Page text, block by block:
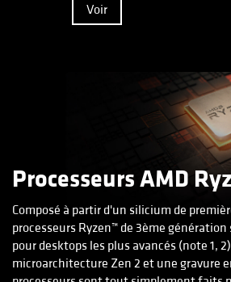
Voir
Processeurs AMD
Composé à partir d'un silicium de
processeurs Ryzen™ de 3ème
pour desktops les plus avancés (note 1,
microarchitecture Zen 2 et une gravure